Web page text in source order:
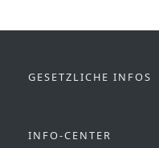
GESETZLICHE INFOS
INFO-CENTER